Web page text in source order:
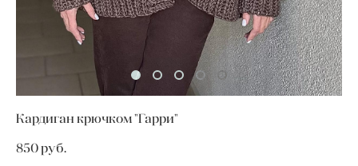
Кардиган крючком "Гарри"
850 pуб.